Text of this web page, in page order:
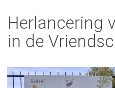
Herlancering
in de